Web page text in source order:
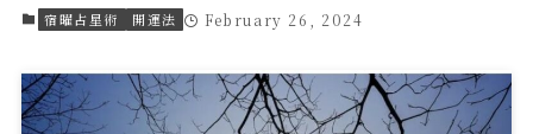
宿曜占星術 開運法 February 26, 2024